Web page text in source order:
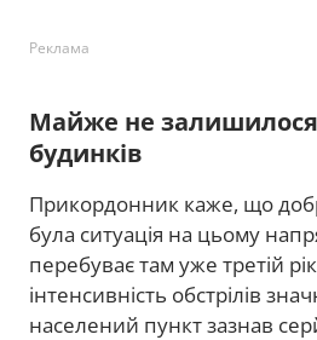
Реклама
Майже не
будинків
Прикордонник каже, що
була ситуація на цьому
перебуває там уже третій
інтенсивність обстрілів
населений пункт зазнав